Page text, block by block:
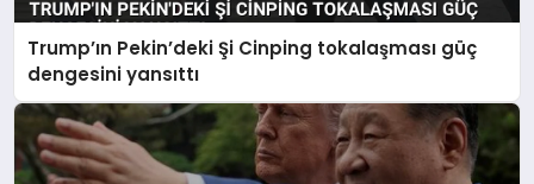
Trump’ın Pekin’deki Şi Cinping tokalaşması güç
dengesini yansıttı